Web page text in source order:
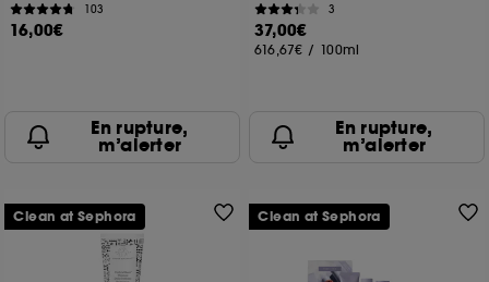
103
16,00€
En rupture,
m’alerter
3
37,00€
616,67€ / 100ml
En rupture,
m’alerter
Clean at Sephora Clean at Sephora